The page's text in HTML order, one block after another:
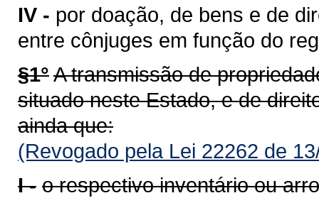
IV - por doação, de bens e de
entre cônjuges em função do
§1°A transmissão de
situado neste Estado, e de
ainda que:
(Revogado pela Lei 22262 de
I - o respectivo inventário ou